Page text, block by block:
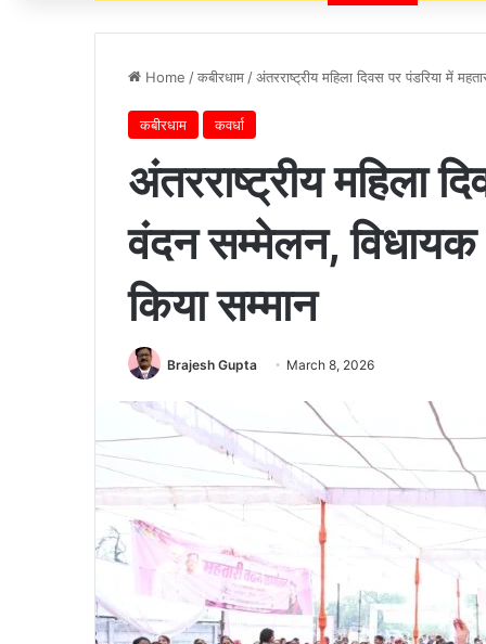
Home /कबीरधाम /अंतरराष्ट्रीय महिला दिवस पर पंडरिया में
कबीरधाम कवर्धा
अंतरराष्ट्रीय महिला
वंदन सम्मेलन, विधायक
किया सम्मान
Brajesh Gupta March 8, 2026